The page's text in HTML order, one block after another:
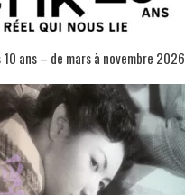
ans – de mars à novembre 2026